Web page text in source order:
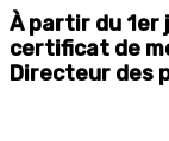
À partir du
certificat de
Directeur des